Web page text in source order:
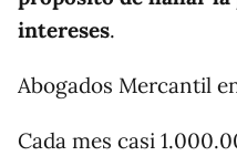
intereses.
Abogados Mercantil
Cada mes casi